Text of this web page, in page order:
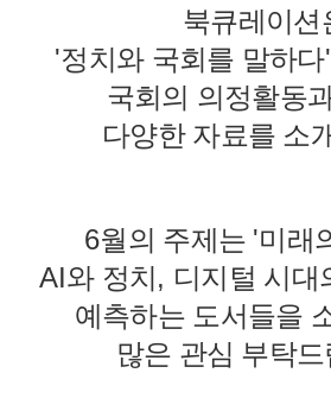
북큐레이션
'정치와 국회를 말하다'
국회의 의정활동
다양한 자료를 소
6월의 주제는 '미래
AI와 정치, 디지털 시대
예측하는 도서들을
많은 관심 부탁